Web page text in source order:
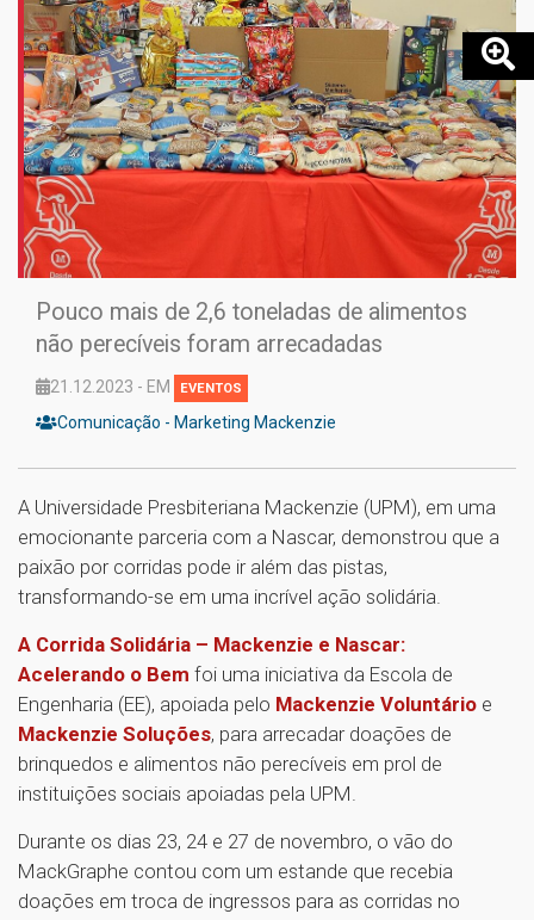
Pouco mais de 2,6 toneladas de alimentos
não perecíveis foram arrecadadas
21.12.2023 - EM EVENTOS
Comunicação - Marketing Mackenzie
A Universidade Presbiteriana Mackenzie (UPM), em uma
emocionante parceria com a Nascar, demonstrou que a
paixão por corridas pode ir além das pistas,
transformando-se em uma incrível ação solidária.
A Corrida Solidária – Mackenzie e Nascar:
Acelerando o Bem foi uma iniciativa da Escola de
Engenharia (EE), apoiada pelo Mackenzie Voluntário e
Mackenzie Soluções, para arrecadar doações de
brinquedos e alimentos não perecíveis em prol de
instituições sociais apoiadas pela UPM.
Durante os dias 23, 24 e 27 de novembro, o vão do
MackGraphe contou com um estande que recebia
doações em troca de ingressos para as corridas no